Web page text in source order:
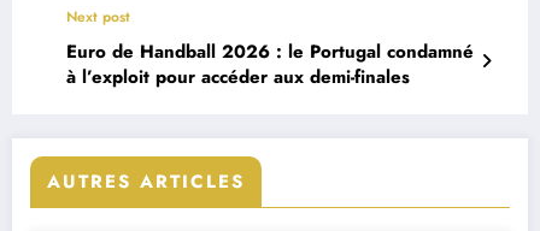
Next post
Euro de Handball 2026 : le Portugal condamné
à l’exploit pour accéder aux demi-finales
AUTRES ARTICLES